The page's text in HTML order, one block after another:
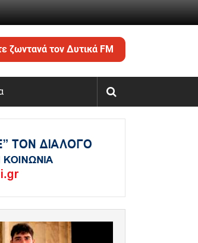
ζωντανά τον Δυτικά FM